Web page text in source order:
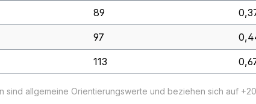
89
97
113
allgemeine Orientierungswerte und beziehen sich auf